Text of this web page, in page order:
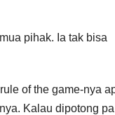
pihak. Ia tak bisa
of the game-nya
Kalau dipotong